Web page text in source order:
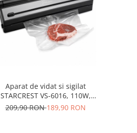
Aparat de vidat si sigilat
STARCREST VS-6016, 110W,
Touch Control, 5 Functii,
209,90 RON189,90 RON